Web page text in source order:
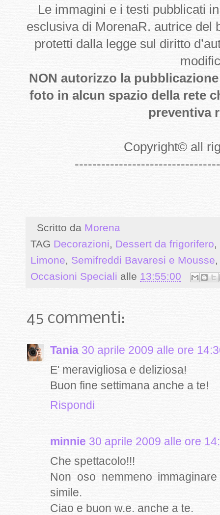
Le immagini e i testi pubblicati
esclusiva di MorenaR. autrice del
protetti dalla legge sul diritto
NON autorizzo la
foto in alcun spazio della rete
preventiva
Copyright© all
Scritto da Morena
TAG Decorazioni, Dessert da frigorifero,
Limone, Semifreddi Bavaresi e Mousse
Occasioni Speciali alle 13:55:00
45 commenti:
Tania 30 aprile 2009 alle ore
E' meravigliosa e deliziosa!
Buon fine settimana anche a te!
Rispondi
minnie 30 aprile 2009 alle ore
Che spettacolo!!!
Non oso nemmeno
simile.
Ciao e buon w.e. anche a te.